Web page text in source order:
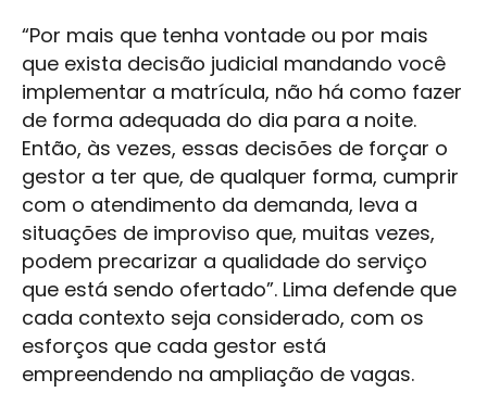
“Por mais que tenha vontade ou por mais
que exista decisão judicial mandando você
implementar a matrícula, não há como fazer
de forma adequada do dia para a noite.
Então, às vezes, essas decisões de forçar o
gestor a ter que, de qualquer forma, cumprir
com o atendimento da demanda, leva a
situações de improviso que, muitas vezes,
podem precarizar a qualidade do serviço
que está sendo ofertado”. Lima defende que
cada contexto seja considerado, com os
esforços que cada gestor está
empreendendo na ampliação de vagas.